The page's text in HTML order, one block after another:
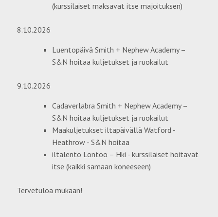
(kurssilaiset maksavat itse majoituksen)
8.10.2026
Luentopäivä Smith + Nephew Academy –
S&N hoitaa kuljetukset ja ruokailut
9.10.2026
Cadaverlabra Smith + Nephew Academy –
S&N hoitaa kuljetukset ja ruokailut
Maakuljetukset iltapäivällä Watford -
Heathrow - S&N hoitaa
iltalento Lontoo – Hki - kurssilaiset hoitavat
itse (kaikki samaan koneeseen)
Tervetuloa mukaan!